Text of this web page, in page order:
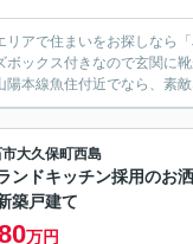
リアで住まいをお探し
ックス付きなので玄関に
本線魚住付近でなら、素
大久保町西島
ンドキッチン採用のお
築戸建て
万円